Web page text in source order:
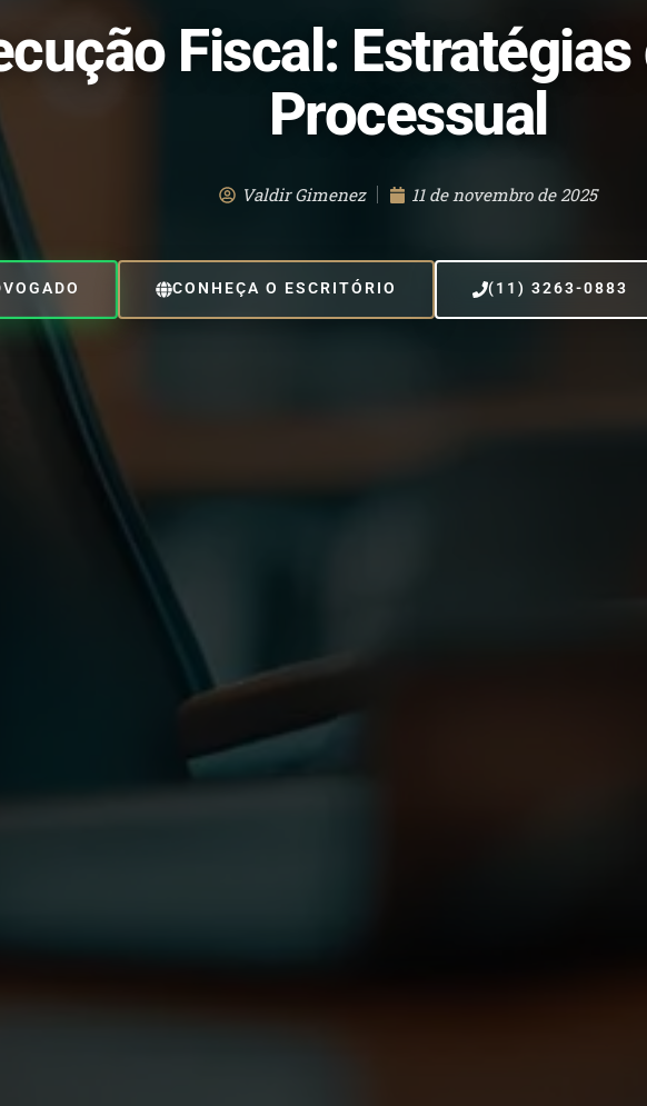
Fiscal:
Processual
Valdir Gimenez 11 de novembro de 2025
CONHEÇA O ESCRITÓRIO (11) 3263-0883